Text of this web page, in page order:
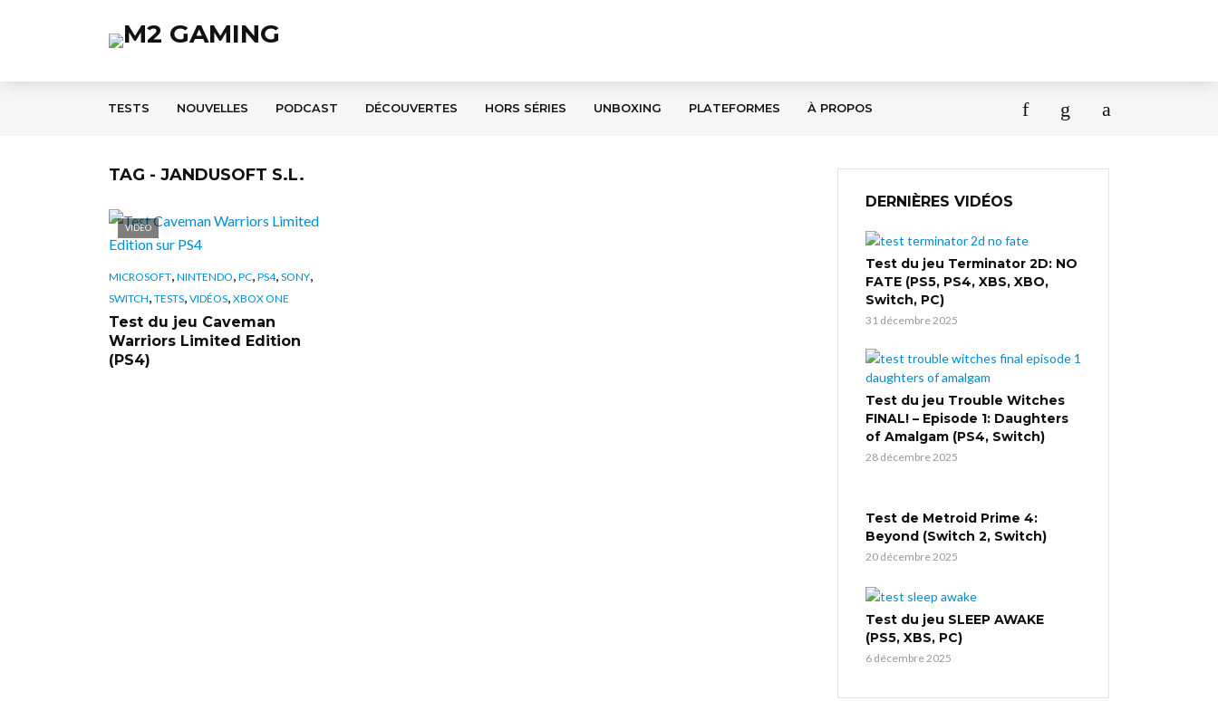
TESTS NOUVELLES PODCAST DÉCOUVERTES HORS SÉRIES UNBOXING PLATEFORMES À PROPOS
TAG - JANDUSOFT S.L.
VIDÉO
MICROSOFT, NINTENDO, PC, PS4, SONY,
SWITCH, TESTS, VIDÉOS, XBOX ONE
Test du jeu Caveman
Warriors Limited Edition
(PS4)
DERNIÈRES VIDÉOS
Test du jeu Terminator 2D: NO
FATE (PS5, PS4, XBS, XBO,
Switch, PC)
31 décembre 2025
Test du jeu Trouble Witches
FINAL! – Episode 1: Daughters
of Amalgam (PS4, Switch)
28 décembre 2025
Test de Metroid Prime 4:
Beyond (Switch 2, Switch)
20 décembre 2025
Test du jeu SLEEP AWAKE
(PS5, XBS, PC)
6 décembre 2025